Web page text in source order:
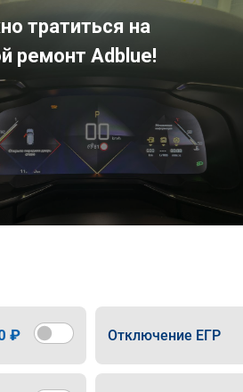
тратиться на
ремонт Adblue!
₽ Отключение ЕГР